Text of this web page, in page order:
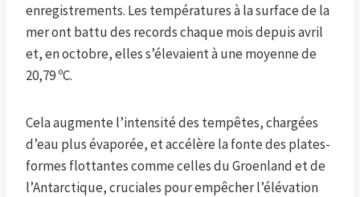
enregistrements. Les températures à la surface de la
mer ont battu des records chaque mois depuis avril
et, en octobre, elles s’élevaient à une moyenne de
20,79 ºC.
Cela augmente l’intensité des tempêtes, chargées
d’eau plus évaporée, et accélère la fonte des plates-
formes flottantes comme celles du Groenland et de
l’Antarctique, cruciales pour empêcher l’élévation